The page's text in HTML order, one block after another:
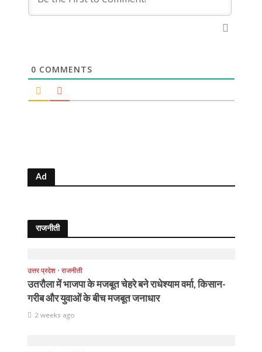
0 COMMENTS
Ad
राजनीती
उत्तर प्रदेश • राजनीती
उतरौला में भाजपा के मजबूत चेहरे बने राधेश्याम वर्मा, किसान-
गरीब और युवाओं के बीच मजबूत जनाधार
2 weeks ago